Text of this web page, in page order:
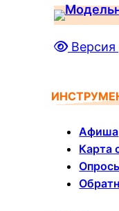
Перейти
содержимому
Версия
Афиша
Карта